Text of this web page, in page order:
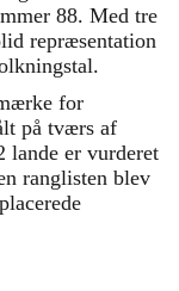
88. Med tre
repræsentation
for
på tværs af
lande er vurderet
ranglisten blev